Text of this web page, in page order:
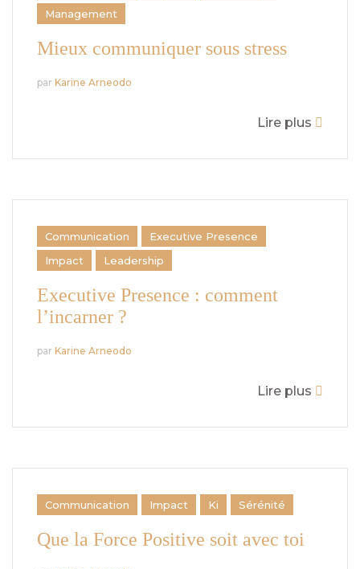
Management
Mieux communiquer sous stress
par Karine Arneodo
Lire plus
Communication
Executive Presence
Impact
Leadership
Executive Presence : comment
l’incarner ?
par Karine Arneodo
Lire plus
Communication Impact Ki Sérénité
Que la Force Positive soit avec toi